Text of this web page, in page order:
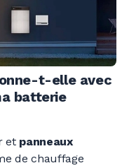
t-elle avec
batterie
et panneaux
de chauffage